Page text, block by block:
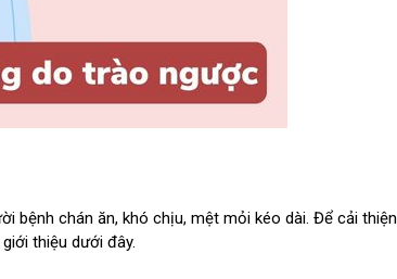
bệnh chán ăn, khó chịu, mệt mỏi kéo dài. Để cải thiện
thiệu dưới đây.